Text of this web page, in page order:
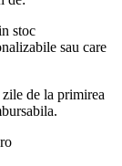
stoc
sau care
de la primirea